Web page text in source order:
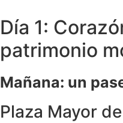
Día 1:
patrimonio
Mañana: un
Plaza Mayor